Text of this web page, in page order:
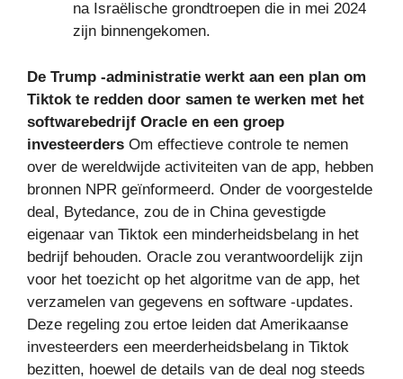
na Israëlische grondtroepen die in mei 2024
zijn binnengekomen.
De Trump -administratie werkt aan een plan om
Tiktok te redden door samen te werken met het
softwarebedrijf Oracle en een groep
investeerders Om effectieve controle te nemen
over de wereldwijde activiteiten van de app, hebben
bronnen NPR geïnformeerd. Onder de voorgestelde
deal, Bytedance, zou de in China gevestigde
eigenaar van Tiktok een minderheidsbelang in het
bedrijf behouden. Oracle zou verantwoordelijk zijn
voor het toezicht op het algoritme van de app, het
verzamelen van gegevens en software -updates.
Deze regeling zou ertoe leiden dat Amerikaanse
investeerders een meerderheidsbelang in Tiktok
bezitten, hoewel de details van de deal nog steeds